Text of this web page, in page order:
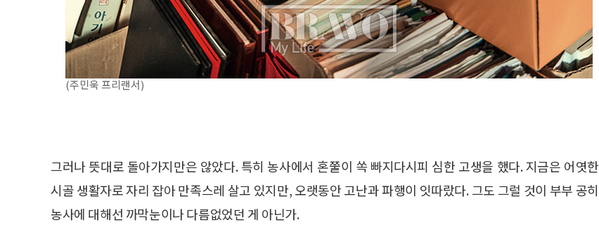
(주민욱 프리랜서)
그러나 뜻대로 돌아가지만은 않았다. 특히 농사에서 혼쭐이 쏙 빠지다시피 심한 고생을 했다. 지금은 어엿한
시골 생활자로 자리 잡아 만족스레 살고 있지만, 오랫동안 고난과 파행이 잇따랐다. 그도 그럴 것이 부부 공히
농사에 대해선 까막눈이나 다름없었던 게 아닌가.